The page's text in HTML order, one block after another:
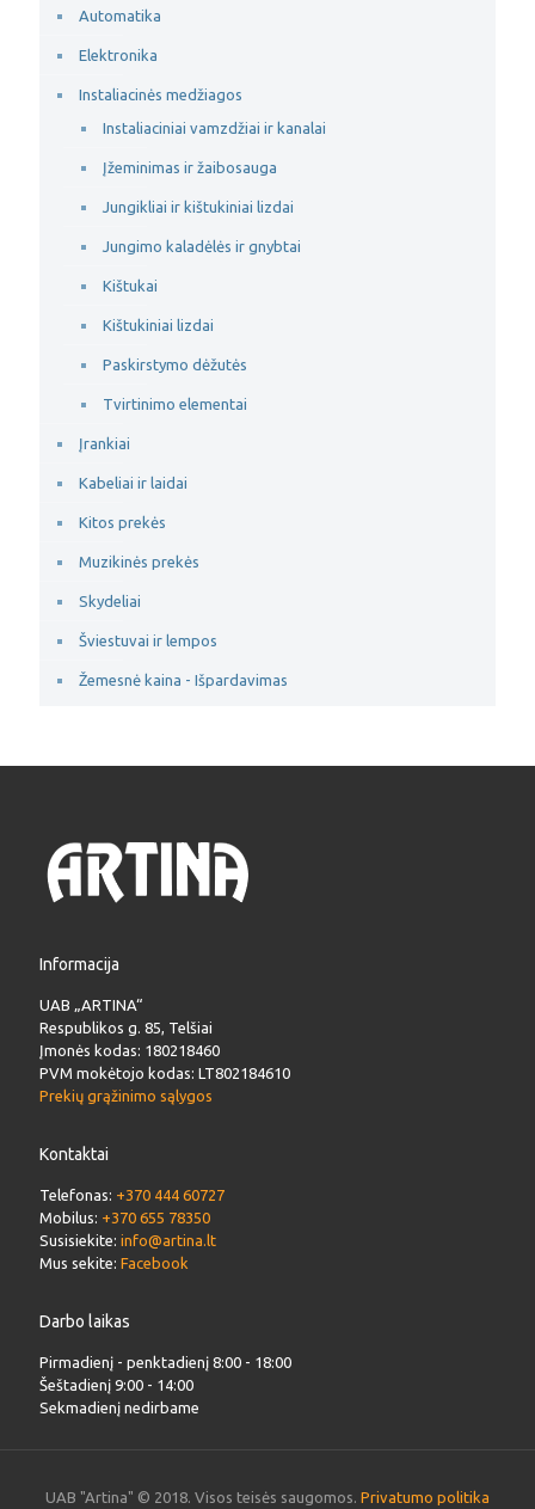
Automatika
Elektronika
Instaliacinės medžiagos
Instaliaciniai vamzdžiai ir kanalai
Įžeminimas ir žaibosauga
Jungikliai ir kištukiniai lizdai
Jungimo kaladėlės ir gnybtai
Kištukai
Kištukiniai lizdai
Paskirstymo dėžutės
Tvirtinimo elementai
Įrankiai
Kabeliai ir laidai
Kitos prekės
Muzikinės prekės
Skydeliai
Šviestuvai ir lempos
Žemesnė kaina - Išpardavimas
Informacija
UAB „ARTINA“
Respublikos g. 85, Telšiai
Įmonės kodas: 180218460
PVM mokėtojo kodas: LT802184610
Prekių grąžinimo sąlygos
Kontaktai
Telefonas: +370 444 60727
Mobilus: +370 655 78350
Susisiekite: info@artina.lt
Mus sekite: Facebook
Darbo laikas
Pirmadienį - penktadienį 8:00 - 18:00
Šeštadienį 9:00 - 14:00
Sekmadienį nedirbame
UAB "Artina" © 2018. Visos teisės saugomos. Privatumo politika